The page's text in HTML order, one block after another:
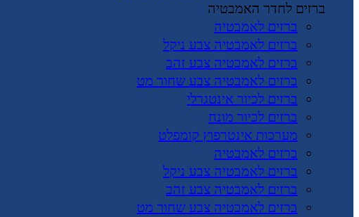
ברזים לחדר האמבטיה
ברזים לאמבטיה
ברזים לאמבטיה צבע ניקל
ברזים לאמבטיה צבע זהב
ברזים לאמבטיה צבע שחור מט
ברזים לכיור אינטגרלי
ברזים לכיור מונח
מערכות אינטרפוץ קומפלט
ברזים לאמבטיה
ברזים לאמבטיה צבע ניקל
ברזים לאמבטיה צבע זהב
ברזים לאמבטיה צבע שחור מט